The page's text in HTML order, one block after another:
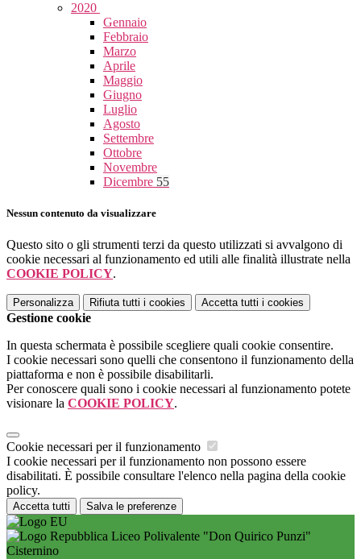
2020
Gennaio
Febbraio
Marzo
Aprile
Maggio
Giugno
Luglio
Agosto
Settembre
Ottobre
Novembre
Dicembre 55
Nessun contenuto da visualizzare
Questo sito o gli strumenti terzi da questo utilizzati si avvalgono di
cookie necessari al funzionamento ed utili alle finalità illustrate nella
COOKIE POLICY.
Personalizza Rifiuta tutti i cookies Accetta tutti i cookies
Gestione cookie
In questa schermata è possibile scegliere quali cookie consentire.
I cookie necessari sono quelli che consentono il funzionamento della
piattaforma e non è possibile disabilitarli.
Per conoscere quali sono i cookie necessari al funzionamento potete
visionare la COOKIE POLICY.
Cookie necessari per il funzionamento
I cookie necessari per il funzionamento non possono essere
disabilitati. È possibile consultare l'elenco nella pagina della cookie
policy.
Accetta tutti Salva le preferenze
Liceo Polivalente "Don Quirico Punzi"
Cisternino